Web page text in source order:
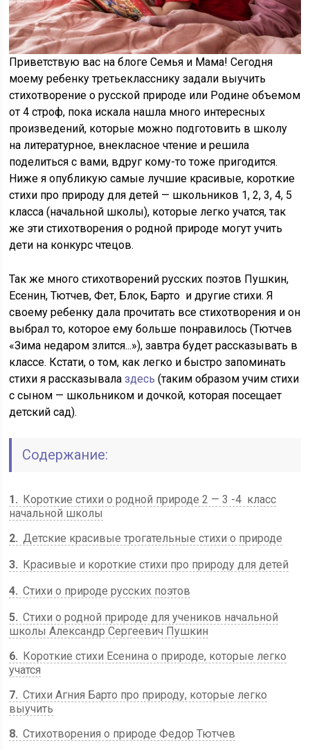
Приветствую вас на блоге Семья и Мама! Сегодня
моему ребенку третьекласснику задали выучить
стихотворение о русской природе или Родине объемом
от 4 строф, пока искала нашла много интересных
произведений, которые можно подготовить в школу
на литературное, внекласное чтение и решила
поделиться с вами, вдруг кому-то тоже пригодится.
Ниже я опубликую самые лучшие красивые, короткие
стихи про природу для детей — школьников 1, 2, 3, 4, 5
класса (начальной школы), которые легко учатся, так
же эти стихотворения о родной природе могут учить
дети на конкурс чтецов.
Так же много стихотворений русских поэтов Пушкин,
Есенин, Тютчев, Фет, Блок, Барто и другие стихи. Я
своему ребенку дала прочитать все стихотворения и он
выбрал то, которое ему больше понравилось (Тютчев
«Зима недаром злится...»), завтра будет рассказывать в
классе. Кстати, о том, как легко и быстро запоминать
стихи я рассказывалаздесь (таким образом учим стихи
с сыном — школьником и дочкой, которая посещает
детский сад).
Содержание:
1
Короткие стихи о родной природе 2 — 3 -4 класс
начальной школы
2 Детские красивые трогательные стихи о природе
3
Красивые и короткие стихи про природу для детей
4 Стихи о природе русских поэтов
5 Стихи о родной природе для учеников начальной
школы Александр Сергеевич Пушкин
6
Короткие стихи Есенина о природе, которые легко
учатся
7 Стихи Агния Барто про природу, которые легко
выучить
8 Стихотворения о природе Федор Тютчев